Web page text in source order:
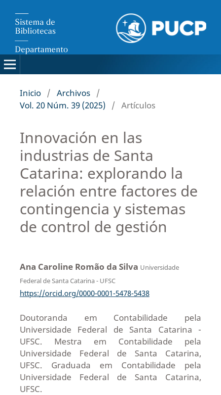
Inicio / Archivos /
Vol. 20 Núm. 39 (2025)
/ Artículos
Innovación en las
industrias de Santa
Catarina: explorando la
relación entre factores de
contingencia y sistemas
de control de gestión
Ana Caroline Romão da Silva Universidade
Federal de Santa Catarina - UFSC
https://orcid.org/0000-0001-5478-5438
Doutoranda em Contabilidade pela
Universidade Federal de Santa Catarina -
UFSC. Mestra em Contabilidade pela
Universidade Federal de Santa Catarina,
UFSC. Graduada em Contabilidade pela
Universidade Federal de Santa Catarina,
UFSC.